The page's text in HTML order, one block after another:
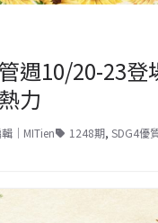
週10/20-23登
力
｜MITien 1248期, SDG4優